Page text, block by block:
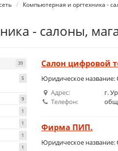
Компьютерная и оргтехника -
- салоны,
39
5
9
1
1
1
1
Салон цифровой
Юридическое
Адрес:
г.
Телефон:
Фирма ПИП.
Юридическое